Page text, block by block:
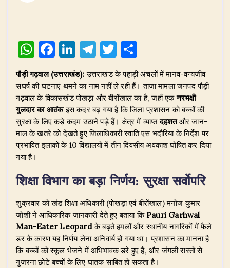
W
at
s
A
p
p
F
c
e
b
o
o
Li
n
k
e
dI
n
T
el
e
g
ra
m
T
w
it
te
r
h
ar
e
पौड़ी गढ़वाल (उत्तराखंड): उत्तराखंड के पहाड़ी अंचलों में मानव-वन्यजीव
संघर्ष की घटनाएं थमने का नाम नहीं ले रही हैं। ताजा मामला जनपद पौड़ी
गढ़वाल के विकासखंड पोखड़ा और बीरोंखाल का है, जहाँ एकनरभक्षी
गुलदार का आतंकइस कदर बढ़ गया है कि जिला प्रशासन को बच्चों की
सुरक्षा के लिए कड़े कदम उठाने पड़े हैं। क्षेत्र में व्याप्तदहशतऔर जान-
माल के खतरे को देखते हुए जिलाधिकारी स्वाति एस भदौरिया के निर्देश पर
प्रभावित इलाकों के 10 विद्यालयों में तीन दिवसीय अवकाश घोषित कर दिया
गया है।
शिक्षा विभाग का बड़ा निर्णय: सुरक्षा सर्वोपरि
​शुक्रवार को खंड शिक्षा अधिकारी (पोखड़ा एवं बीरोंखाल) मनोज कुमार
जोशी ने आधिकारिक जानकारी देते हुए बताया कि Pauri Garhwal
Man-Eater Leopardके बढ़ते हमलों और स्थानीय नागरिकों में फैले
डर के कारण यह निर्णय लेना अनिवार्य हो गया था। प्रशासन का मानना है
कि बच्चों को स्कूल भेजने में अभिभावक डरे हुए हैं, और जंगली रास्तों से
गुजरना छोटे बच्चों के लिए घातक साबित हो सकता है।